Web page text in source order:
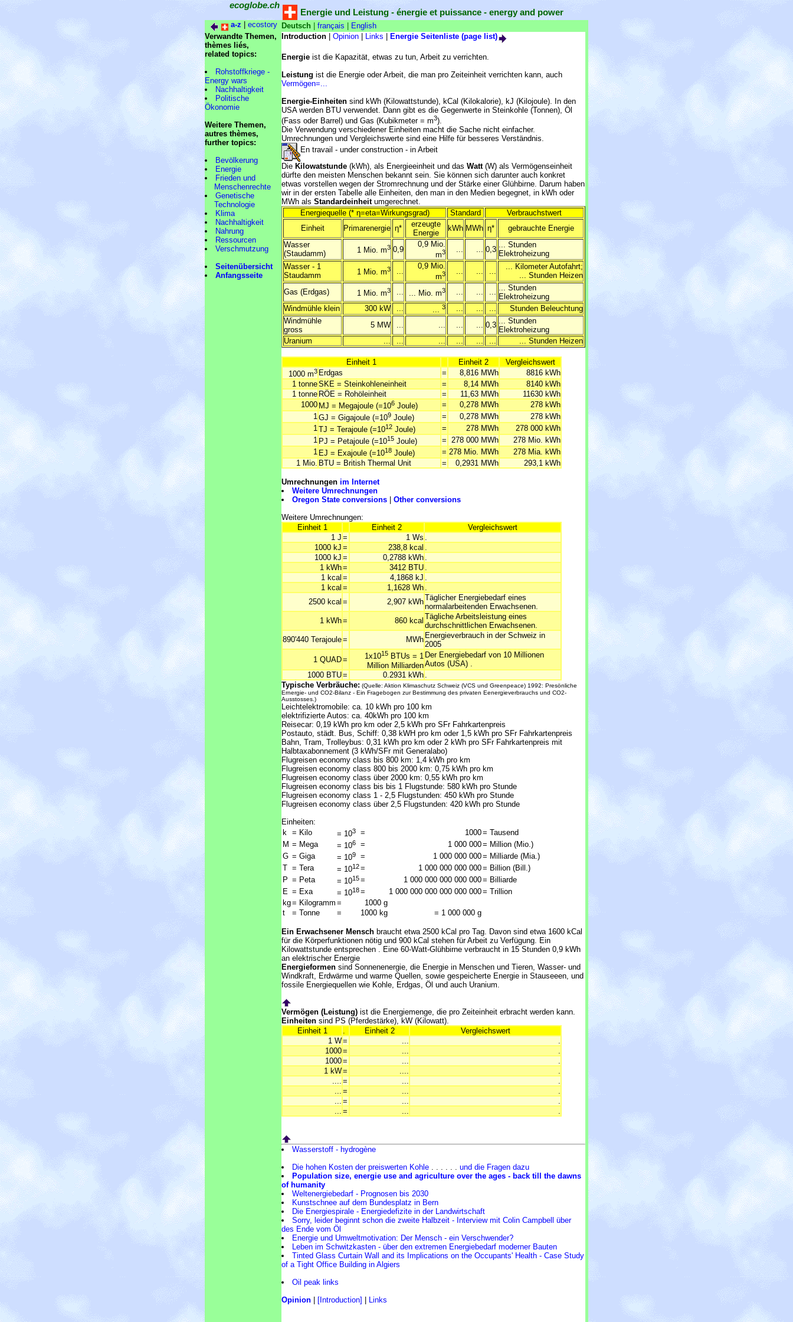
ecoglobe.ch
Energie und Leistung - énergie et puissance - energy and power
a-z ecostory Deutsch français
English
Verwandte Themen,
thèmes liés,
related topics:
Rohstoffkriege -
Energy wars
Nachhaltigkeit
Politische
Ökonomie
Weitere Themen,
autres thèmes,
further topics:
Bevölkerung
Energie
Frieden und
Menschenrechte
Genetische
Technologie
Klima
Nachhaltigkeit
Nahrung
Ressourcen
Verschmutzung
Seitenübersicht
Anfangsseite
Introduction Opinion Links Energie Seitenliste (page list)
Energie ist die Kapazität, etwas zu tun, Arbeit zu verrichten.
Leistung ist die Energie oder Arbeit, die man pro Zeiteinheit verrichten kann, auch
Vermögen=...
Energie-Einheiten sind kWh (Kilowattstunde), kCal (Kilokalorie), kJ (Kilojoule). In den
USA werden BTU verwendet. Dann gibt es die Gegenwerte in Steinkohle (Tonnen), Öl
(Fass oder Barrel) und Gas (Kubikmeter = m3).
Die Verwendung verschiedener Einheiten macht die Sache nicht einfacher.
Umrechnungen und Vergleichswerte sind eine Hilfe für besseres Verständnis.
En travail - under construction - in Arbeit
Die Kilowatstunde (kWh), als Energieeinheit und das Watt(W) als Vermögenseinheit
dürfte den meisten Menschen bekannt sein. Sie können sich darunter auch konkret
etwas vorstellen wegen der Stromrechnung und der Stärke einer Glühbirne. Darum haben
wir in der ersten Tabelle alle Einheiten, den man in den Medien begegnet, in kWh oder
MWh als Standardeinheitumgerechnet.
Energiequelle (* η=eta=Wirkungsgrad)
Standard
Verbrauchstwert
Einheit
Primarenergie η*
erzeugte
Energie
kWh MWh η*
gebrauchte Energie
Wasser
(Staudamm)
1 Mio. m3 0,9
0,9 Mio.
m3 ... ... 0,3
... Stunden
Elektroheizung
Wasser - 1
Staudamm
1 Mio. m3 ...
0,9 Mio.
m3 ... ... ...
... Kilometer Autofahrt;
... Stunden Heizen
Gas (Erdgas)
1 Mio. m3 ... ... Mio. m3 ... ... ... ... Stunden
Elektroheizung
Windmühle klein
300 kW ... ... 3 ... ... ...
Stunden Beleuchtung
Windmühle
gross
5 MW ... ... ... ... 0,3 ... Stunden
Elektroheizung
Uranium
... ... ... ... ... ... ... Stunden Heizen
Einheit 1 Einheit 2
Vergleichswert
1000 m3 Erdgas = 8,816 MWh
8816 kWh
1 tonneSKE = Steinkohleneinheit = 8,14 MWh
8140 kWh
1 tonne RÖE = Rohöleinheit = 11,63 MWh
11630 kWh
1000 MJ = Megajoule (=106 Joule) = 0,278 MWh
278 kWh
1GJ = Gigajoule (=109 Joule) = 0,278 MWh
278 kWh
1
TJ = Terajoule (=1012 Joule) = 278 MWh
278 000 kWh
1 PJ = Petajoule (=1015 Joule) = 278 000 MWh
278 Mio. kWh
1 EJ = Exajoule (=1018 Joule) = 278 Mio. MWh
278 Mia. kWh
1 Mio. BTU = British Thermal Unit = 0,2931 MWh 293,1 kWh
Umrechnungen im Internet
Weitere Umrechnungen
Oregon State conversions |Other conversions
Weitere Umrechnungen:
Einheit 1
Einheit 2
Vergleichswert
1 J = 1 Ws .
1000 kJ = 238,8 kcal .
1000 kJ = 0,2788 kWh .
1 kWh= 3412 BTU .
1 kcal = 4,1868 kJ .
1 kcal = 1,1628 Wh .
2500 kcal = 2,907 kWhTäglicher Energiebedarf eines
normalarbeitenden Erwachsenen.
1 kWh= 860 kcal Tägliche Arbeitsleistung eines
durchschnittlichen Erwachsenen.
890'440 Terajoule= MWh Energieverbrauch in der Schweiz in
2005
1 QUAD= 1x1015 BTUs = 1
Million Milliarden
Der Energiebedarf von 10 Millionen
Autos (USA) .
1000 BTU= 0.2931 kWh .
Typische Verbräuche: (Quelle: Aktion Klimaschutz Schweiz (VCS und Greenpeace) 1992: Presönliche
Ernergie- und CO2-Bilanz - Ein Fragebogen zur Bestimmung des privaten Eenergieverbrauchs und CO2-
Ausstosses.)
Leichtelektromobile: ca. 10 kWh pro 100 km
elektrifizierte Autos: ca. 40kWh pro 100 km
Reisecar: 0,19 kWh pro km oder 2,5 kWh pro SFr Fahrkartenpreis
Postauto, städt. Bus, Schiff: 0,38 kWH pro km oder 1,5 kWh pro SFr Fahrkartenpreis
Bahn, Tram, Trolleybus: 0,31 kWh pro km oder 2 kWh pro SFr Fahrkartenpreis mit
Halbtaxabonnement (3 kWh/SFr mit Generalabo)
Flugreisen economy class bis 800 km: 1,4 kWh pro km
Flugreisen economy class 800 bis 2000 km: 0,75 kWh pro km
Flugreisen economy class über 2000 km: 0,55 kWh pro km
Flugreisen economy class bis bis 1 Flugstunde: 580 kWh pro Stunde
Flugreisen economy class 1 - 2,5 Flugstunden: 450 kWh pro Stunde
Flugreisen economy class über 2,5 Flugstunden: 420 kWh pro Stunde
Einheiten:
k = Kilo = 103 = 1000= Tausend
M = Mega = 106 = 1 000 000= Million (Mio.)
G = Giga = 109 = 1 000 000 000= Milliarde (Mia.)
T = Tera = 1012= 1 000 000 000 000= Billion (Bill.)
P = Peta = 1015= 1 000 000 000 000 000= Billiarde
E = Exa = 1018= 1 000 000 000 000 000 000= Trillion
kg= Kilogramm =
1000 g
t
= Tonne = 1000 kg = 1 000 000 g
Ein Erwachsener Mensch braucht etwa 2500 kCal pro Tag. Davon sind etwa 1600 kCal
für die Körperfunktionen nötig und 900 kCal stehen für Arbeit zu Verfügung. Ein
Kilowattstunde entsprechen . Eine 60-Watt-Glühbirne verbraucht in 15 Stunden 0,9 kWh
an elektrischer Energie
Energieformen sind Sonnenenergie, die Energie in Menschen und Tieren, Wasser- und
Windkraft, Erdwärme und warme Quellen, sowie gespeicherte Energie in Stauseeen, und
fossile Energiequellen wie Kohle, Erdgas, Öl und auch Uranium.
Vermögen (Leistung) ist die Energiemenge, die pro Zeiteinheit erbracht werden kann.
Einheiten sind PS (Pferdestärke), kW (Kilowatt).
Einheit 1
. Einheit 2
Vergleichswert
1 W= ...
.
1000= ...
.
1000= ...
.
1 kW= ....
.
.... = ...
.
... = ...
.
... = ...
.
... = ... .
Wasserstoff - hydrogène
Die hohen Kosten der preiswerten Kohle . . . . . .und die Fragen dazu
Population size, energie use and agriculture over the ages - back till the dawns
of humanity
Weltenergiebedarf - Prognosen bis 2030
Kunstschnee auf dem Bundesplatz in Bern
Die Energiespirale - Energiedefizite in der Landwirtschaft
Sorry, leider beginnt schon die zweite Halbzeit - Interview mit Colin Campbell über
des Ende vom Öl
Energie und Umweltmotivation: Der Mensch - ein Verschwender?
Leben im Schwitzkasten - über den extremen Energiebedarf moderner Bauten
Tinted Glass Curtain Wall and its Implications on the Occupants' Health - Case Study
of a Tight Office Building in Algiers
Oil peak links
Opinion
[Introduction] Links